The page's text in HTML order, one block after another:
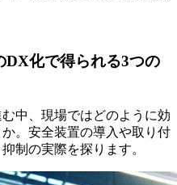
DX化で得られる3つの
中、現場ではどのように効
。安全装置の導入や取り付
制の実際を探ります。